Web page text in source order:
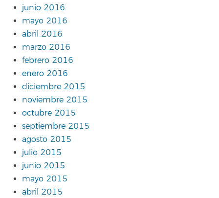
junio 2016
mayo 2016
abril 2016
marzo 2016
febrero 2016
enero 2016
diciembre 2015
noviembre 2015
octubre 2015
septiembre 2015
agosto 2015
julio 2015
junio 2015
mayo 2015
abril 2015